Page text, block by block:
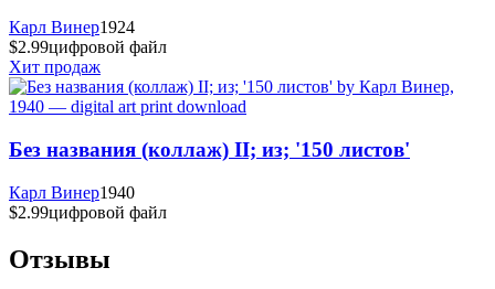
Карл Винер1924
$2.99цифровой файл
Хит продаж
Без названия (коллаж) II; из; '150 листов'
Карл Винер1940
$2.99цифровой файл
Отзывы